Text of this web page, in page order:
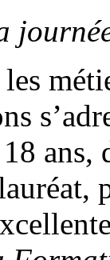
18